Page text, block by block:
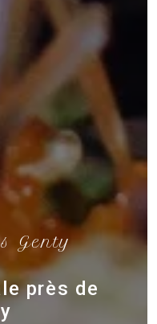
près de
Genty